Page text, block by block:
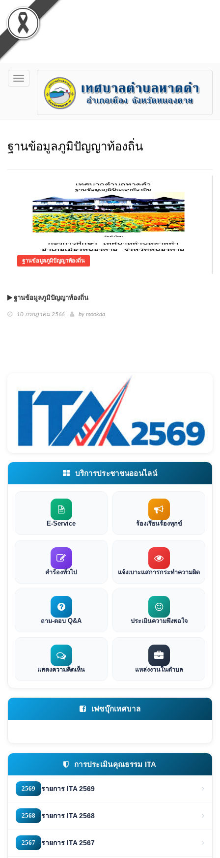
Toggle
navigation
ฐานข้อมูลภูมิปัญญาท้องถิ่น
ฐานข้อมูลภูมิปัญญาท้องถิ่น
ฐานข้อมูลภูมิปัญญาท้องถิ่น
10 กรกฎาคม 2566 by mookda
บริการประชาชนออนไลน์
E-Service ร้องเรียนร้องทุกข์
คำร้องทั่วไป แจ้งเบาะแสการกระทำความผิด
ถาม-ตอบ Q&A ประเมินความพึงพอใจ
แสดงความคิดเห็น แหล่งงานในตำบล
เฟซบุ๊กเทศบาล
การประเมินคุณธรรม ITA
2569 รายการ ITA 2569
2568 รายการ ITA 2568
2567 รายการ ITA 2567